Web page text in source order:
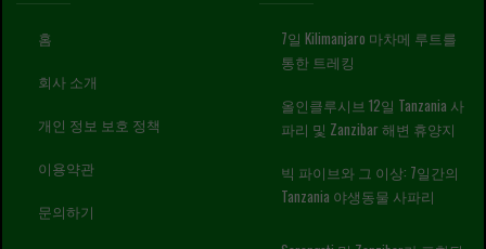
홈
회사 소개
개인 정보 보호 정책
이용약관
문의하기
7일 Kilimanjaro 마차메 루트를
통한 트레킹
올인클루시브 12일 Tanzania 사
파리 및 Zanzibar 해변 휴양지
빅 파이브와 그 이상: 7일간의
Tanzania 야생동물 사파리